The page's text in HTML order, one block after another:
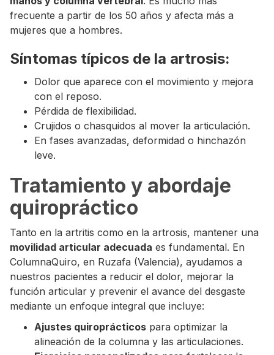
frecuente a partir de los 50 años y afecta más a
mujeres que a hombres.
Síntomas típicos de la artrosis:
Dolor que aparece con el movimiento y mejora
con el reposo.
Pérdida de flexibilidad.
Crujidos o chasquidos al mover la articulación.
En fases avanzadas, deformidad o hinchazón
leve.
‍Tratamiento y abordaje
quiropráctico
Tanto en la artritis como en la artrosis, mantener una
movilidad articular adecuada es fundamental. En
ColumnaQuiro, en Ruzafa (Valencia), ayudamos a
nuestros pacientes a reducir el dolor, mejorar la
función articular y prevenir el avance del desgaste
mediante un enfoque integral que incluye:
Ajustes quiroprácticos para optimizar la
alineación de la columna y las articulaciones.